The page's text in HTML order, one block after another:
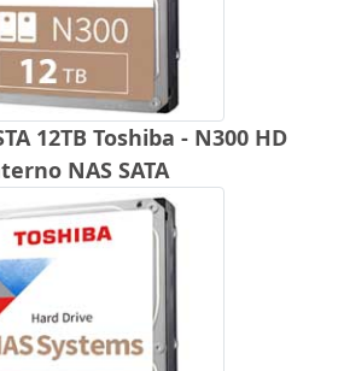
12TB Toshiba - N300 HD
NAS SATA